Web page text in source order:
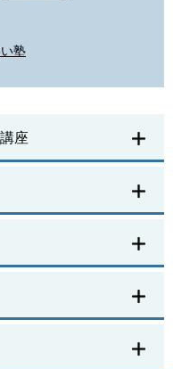
塾
座